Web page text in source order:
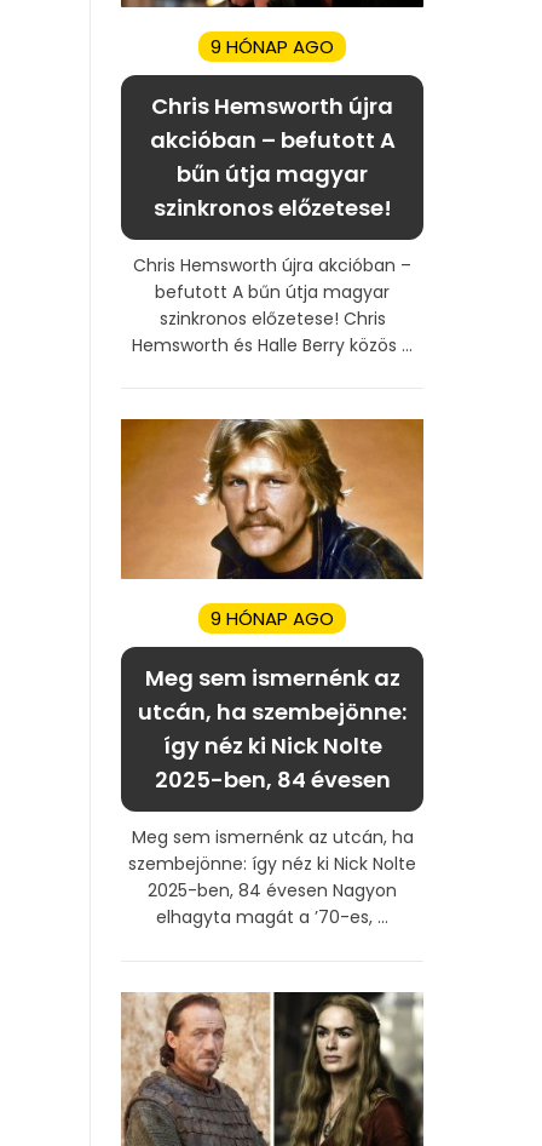
9 HÓNAP AGO
Chris Hemsworth újra
akcióban – befutott A
bűn útja magyar
szinkronos előzetese!
Chris Hemsworth újra akcióban –
befutott A bűn útja magyar
szinkronos előzetese! Chris
Hemsworth és Halle Berry közös ...
9 HÓNAP AGO
Meg sem ismernénk az
utcán, ha szembejönne:
így néz ki Nick Nolte
2025-ben, 84 évesen
Meg sem ismernénk az utcán, ha
szembejönne: így néz ki Nick Nolte
2025-ben, 84 évesen Nagyon
elhagyta magát a ’70-es, ...